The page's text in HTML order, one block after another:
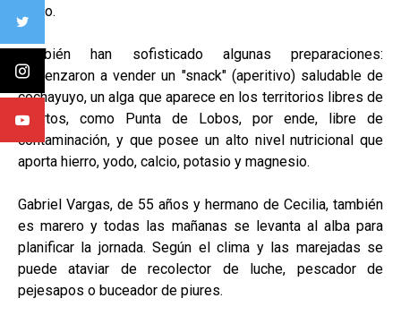
diario.
También han sofisticado algunas preparaciones:
comenzaron a vender un "snack" (aperitivo) saludable de
cochayuyo, un alga que aparece en los territorios libres de
puertos, como Punta de Lobos, por ende, libre de
contaminación, y que posee un alto nivel nutricional que
aporta hierro, yodo, calcio, potasio y magnesio.
Gabriel Vargas, de 55 años y hermano de Cecilia, también
es marero y todas las mañanas se levanta al alba para
planificar la jornada. Según el clima y las marejadas se
puede ataviar de recolector de luche, pescador de
pejesapos o buceador de piures.